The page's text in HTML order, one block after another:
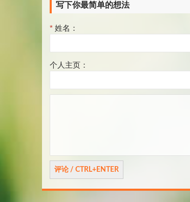
写下你最简单的想法
* 姓名：
个人主页：